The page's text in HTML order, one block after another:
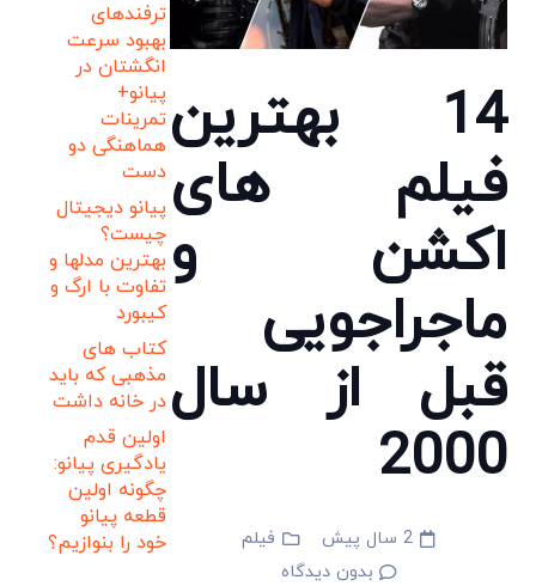
14 بهترین
فیلم های
اکشن و
ماجراجویی
قبل از سال
2000
2 سال پیش
فیلم
بدون دیدگاه
ترفندهای
بهبود سرعت
انگشتان در
پیانو+
تمرینات
هماهنگی دو
دست
پیانو دیجیتال
چیست؟
بهترین مدلها و
تفاوت با ارگ و
کیبورد
کتاب های
مذهبی که باید
در خانه داشت
اولین قدم
یادگیری پیانو:
چگونه اولین
قطعه پیانو
خود را بنوازیم؟